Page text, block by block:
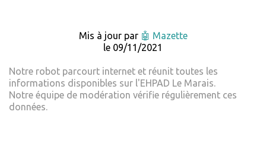
Mis à jour par 🤖 Mazette
le 09/11/2021
Notre robot parcourt internet et réunit toutes les
informations disponibles sur l'EHPAD Le Marais.
Notre équipe de modération vérifie régulièrement ces
données.